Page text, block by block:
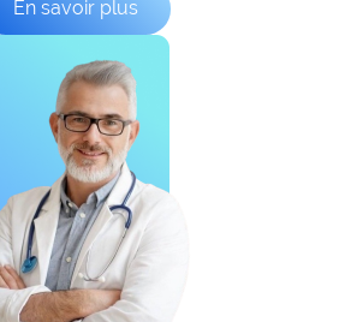
En savoir plus